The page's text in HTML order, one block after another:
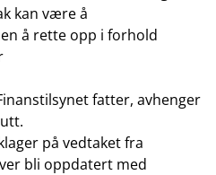
kan være å
å rette opp i forhold
fatter, avhenger
på vedtaket fra
bli oppdatert med